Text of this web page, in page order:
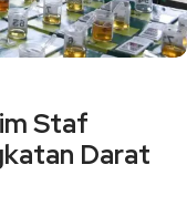
Staf
Darat